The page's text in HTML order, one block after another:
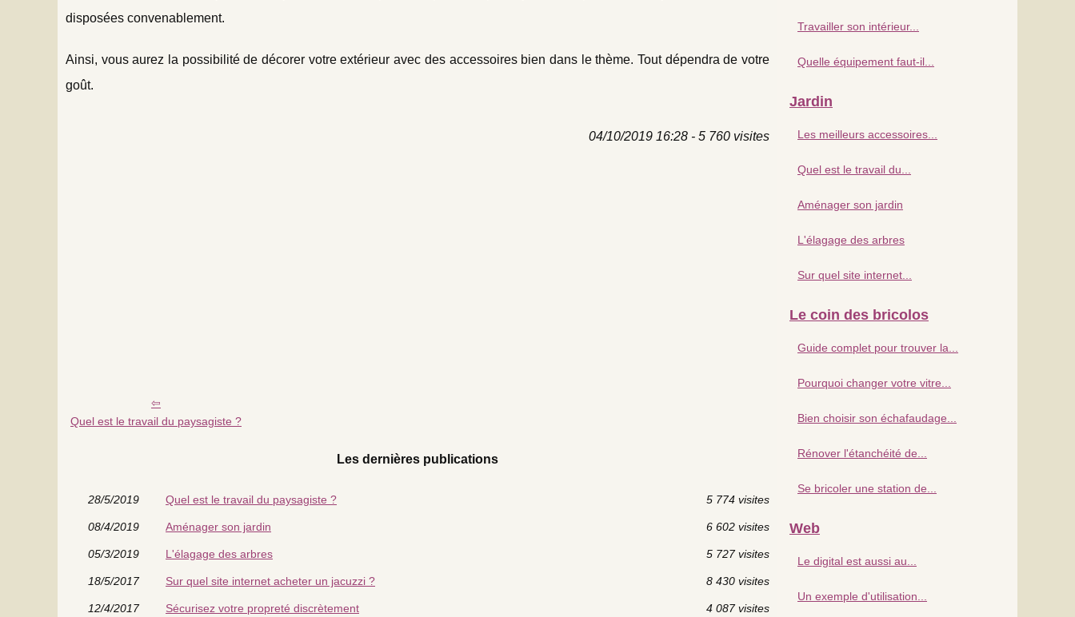
disposées convenablement.
Ainsi, vous aurez la possibilité de décorer votre extérieur avec des accessoires bien dans le thème. Tout dépendra de votre
goût.
04/10/2019 16:28 - 5 760 visites
Quel est le travail du paysagiste ?
Les dernières publications
28/5/2019 Quel est le travail du paysagiste ? 5 774 visites
08/4/2019 Aménager son jardin 6 602 visites
05/3/2019 L'élagage des arbres 5 727 visites
18/5/2017 Sur quel site internet acheter un jacuzzi ? 8 430 visites
12/4/2017 Sécurisez votre propreté discrètement 4 087 visites
Travailler son intérieur...
Quelle équipement faut-il...
Jardin
Les meilleurs accessoires...
Quel est le travail du...
Aménager son jardin
L'élagage des arbres
Sur quel site internet...
Le coin des bricolos
Guide complet pour trouver la...
Pourquoi changer votre vitre...
Bien choisir son échafaudage...
Rénover l'étanchéité de...
Se bricoler une station de...
Web
Le digital est aussi au...
Un exemple d'utilisation...